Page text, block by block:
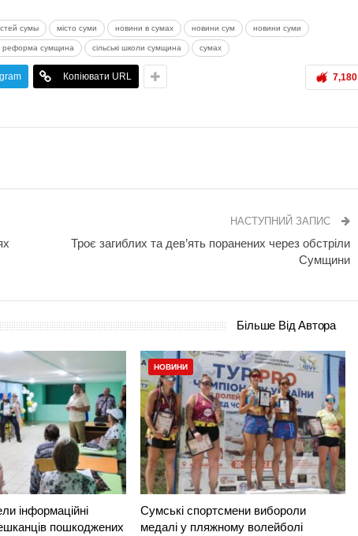
сумы місто суми новини в сумах новини сум новини суми
реформа сумщина сільські школи сумщина сумах
7,180
Копіювати URL
НАСТУПНИЙ ЗАПИС
Троє загиблих та дев’ять поранених через обстріли
Сумщини
Більше Від Автора
інформаційні
пошкоджених
НОВИНИ
Сумські спортсмени вибороли
медалі у пляжному волейболі